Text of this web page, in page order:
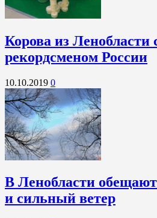
Корова из Ленобласти
рекордсменом России
10.10.2019 0
В Ленобласти
и сильный ветер